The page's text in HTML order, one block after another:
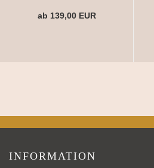
ab 139,00 EUR
INFORMATION